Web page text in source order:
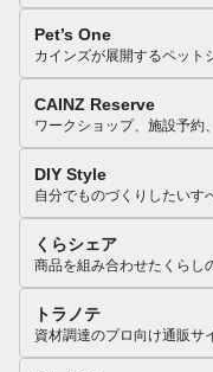
Pet’s One
カインズが展開するペット
CAINZ Reserve
ワークショップ、施設予約
DIY Style
自分でものづくりしたいす
くらシェア
商品を組み合わせたくらし
トラノテ
資材調達のプロ向け通販サ